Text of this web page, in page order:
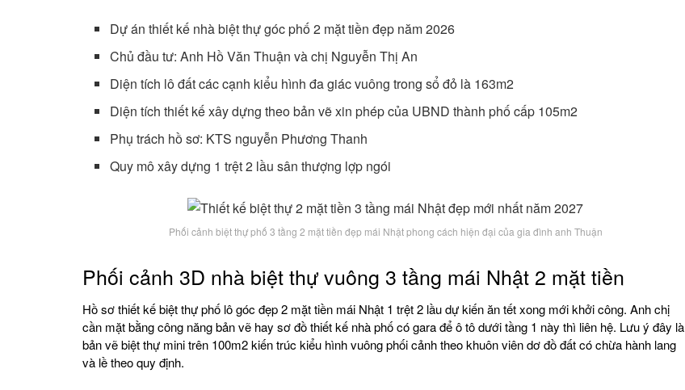
Dự án thiết kế nhà biệt thự góc phố 2 mặt tiền đẹp năm 2026
Chủ đầu tư: Anh Hồ Văn Thuận và chị Nguyễn Thị An
Diện tích lô đất các cạnh kiểu hình đa giác vuông trong sổ đỏ là 163m2
Diện tích thiết kế xây dựng theo bản vẽ xin phép của UBND thành phố cấp 105m2
Phụ trách hồ sơ: KTS nguyễn Phương Thanh
Quy mô xây dựng 1 trệt 2 lầu sân thượng lợp ngói
Phối cảnh biệt thự phố 3 tầng 2 mặt tiền đẹp mái Nhật phong cách hiện đại của gia đình anh Thuận
Phối cảnh 3D nhà biệt thự vuông 3 tầng mái Nhật 2 mặt tiền
Hồ sơ thiết kế biệt thự phố lô góc đẹp 2 mặt tiền mái Nhật 1 trệt 2 lầu dự kiến ăn tết xong mới khởi công. Anh chị
cần mặt bằng công năng bản vẽ hay sơ đồ thiết kế nhà phố có gara để ô tô dưới tầng 1 này thì liên hệ. Lưu ý đây là
bản vẽ biệt thự mini trên 100m2 kiến trúc kiểu hình vuông phối cảnh theo khuôn viên dơ đồ đất có chừa hành lang
và lề theo quy định.